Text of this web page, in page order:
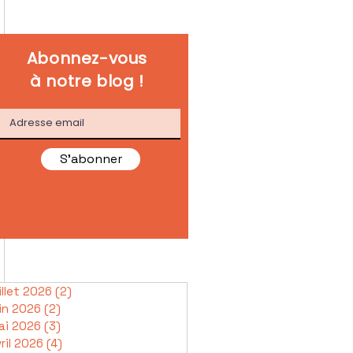
Abonnez-vous
à notre blog !
S'abonner
2026 (2)
2026 (2)
2026 (3)
2026 (4)